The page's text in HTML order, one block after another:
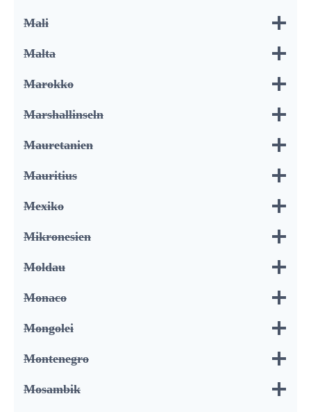
Mali
Malta
Marokko
Marshallinseln
Mauretanien
Mauritius
Mexiko
Mikronesien
Moldau
Monaco
Mongolei
Montenegro
Mosambik